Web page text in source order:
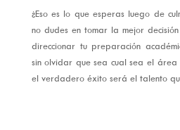
¿Eso es lo que esperas luego de
no dudes en tomar la mejor
direccionar tu preparación
sin olvidar que sea cual sea el
el verdadero éxito será el talento